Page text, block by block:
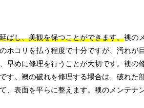
ばし、美観を保つことができます。襖の
ホコリを払う程度で十分ですが、汚れが
早めに修理を行うことが大切です。襖の
す。襖の破れを修理する場合は、破れた
、表面を平らに整えます。襖のメンテナ